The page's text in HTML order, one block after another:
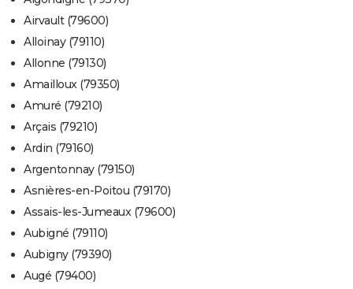
Destinations
City break
Voyage nature
Voyage de noces
Forum
Climat
PHOTO
GUIDES D'ACHAT
BONS PLANS
CARTE DE VOEUX
Carte de Noël
Carte Bonne année
Carte Saint-Valentin
Carte Pâques
Carte d'anniversaire
DICTIONNAIRE
Dictionnaire
Biographies
Citations
Expressions
Proverbes
PROGRAMME TV
COPAINS D'AVANT
S'inscrire
Se connecter
Lycées
Collèges
Primaires
Universités
Entreprises
Service militaire
Avis de recherche
AVIS DE DÉCÈS
FORUM
Airvault (79600)
Alloinay (79110)
Allonne (79130)
Amailloux (79350)
Amuré (79210)
Arçais (79210)
Ardin (79160)
Argentonnay (79150)
Asnières-en-Poitou (79170)
Assais-les-Jumeaux (79600)
Aubigné (79110)
Aubigny (79390)
Augé (79400)